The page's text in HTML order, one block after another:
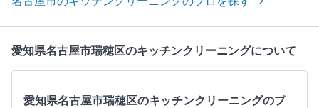
愛知県名古屋市瑞穂区のキッチンクリーニングについて
愛知県名古屋市瑞穂区のキッチンクリーニングのプ